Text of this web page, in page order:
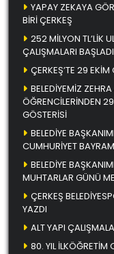
YAPAY ZEKAYA
BİRİ ÇERKEŞ
252 MİLYON TL’LİK
ÇALIŞMALARI BAŞLADI
ÇERKEŞ’TE 29
BELEDİYEMİZ
ÖĞRENCİLERİNDEN
GÖSTERİSİ
BELEDİYE
CUMHURİYET
BELEDİYE
MUHTARLAR GÜNÜ
ÇERKEŞ
YAZDI
ALT YAPI
80. YIL İLKÖĞRETİM